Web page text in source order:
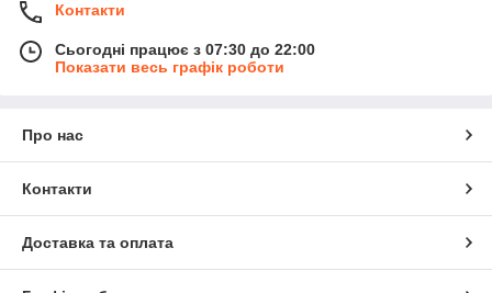
Контакти
Сьогодні працює з 07:30 до 22:00
Показати весь графік роботи
Про нас
Контакти
Доставка та оплата